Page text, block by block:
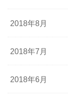
2018年8月
2018年7月
2018年6月